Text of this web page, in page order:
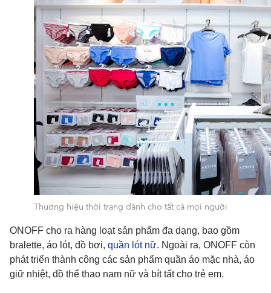
Thương hiệu thời trang dành cho tất cả mọi người
ONOFF cho ra hàng loạt sản phẩm đa dạng, bao gồm
bralette, áo lót, đồ bơi, quần lót nữ. Ngoài ra, ONOFF còn
phát triển thành công các sản phẩm quần áo mặc nhà, áo
giữ nhiệt, đồ thể thao nam nữ và bít tất cho trẻ em.